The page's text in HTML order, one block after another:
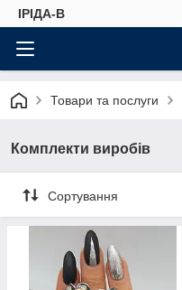
ІРІДА-В
Товари та послуги
Комплекти виробів
Сортування